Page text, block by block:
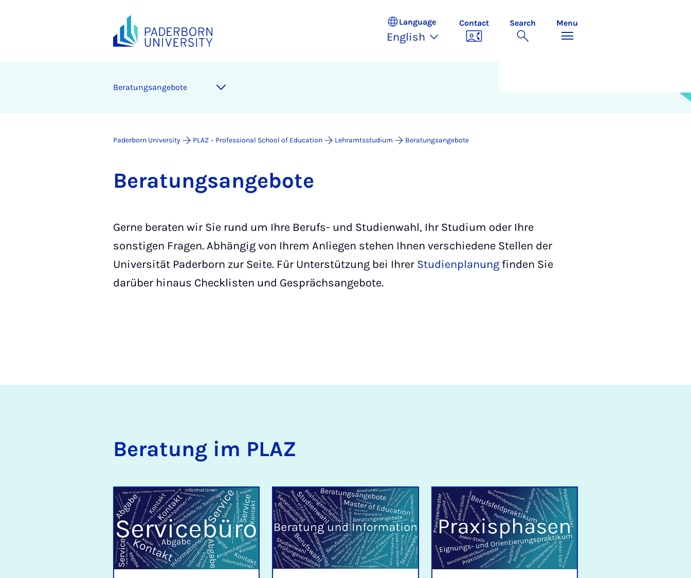
Language
English
Contact Search Menu
Be­r­a­tung­sange­bote
Paderborn University PLAZ – Professional School of Education Lehramtsstudium Beratungsangebote
Be­r­a­tung­sange­bote
Gerne beraten wir Sie rund um Ihre Berufs- und Studienwahl, Ihr Studium oder Ihre
sonstigen Fragen. Abhängig von Ihrem Anliegen stehen Ihnen verschiedene Stellen der
Universität Paderborn zur Seite. Für Unterstützung bei Ihrer Studienplanung finden Sie
darüber hinaus Checklisten und Gesprächsangebote.
Be­r­a­tung im PLAZ